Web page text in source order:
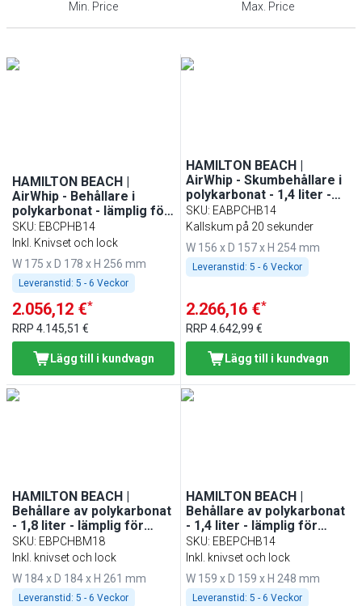
Min. Price Max. Price
HAMILTON BEACH |
AirWhip - Behållare i
polykarbonat - lämplig för
BMHBC2, MHPHBC4 &
FMHBC51
SKU: EBCPHB14
Inkl. Knivset och lock
W 175 x D 178 x H 256 mm
Leveranstid: 5 - 6 Veckor
2.056,12 €*
RRP 4.145,51 €
Lägg till i kundvagn
HAMILTON BEACH |
AirWhip - Skumbehållare i
polykarbonat - 1,4 liter -
lämplig för MHPHBC7
SKU: EABPCHB14
Kallskum på 20 sekunder
W 156 x D 157 x H 254 mm
Leveranstid: 5 - 6 Veckor
2.266,16 €*
RRP4.642,99 €
Lägg till i kundvagn
HAMILTON BEACH |
Behållare av polykarbonat
- 1,8 liter - lämplig för
MHPHBC5 & MHPHBC6
SKU: EBPCHBM18
Inkl. knivset och lock
W 184 x D 184 x H 261 mm
Leveranstid: 5 - 6 Veckor
HAMILTON BEACH |
Behållare av polykarbonat
- 1,4 liter - lämplig för
MHPHBC7
SKU: EBEPCHB14
Inkl. knivset och lock
W 159 x D 159 x H 248 mm
Leveranstid: 5 - 6 Veckor